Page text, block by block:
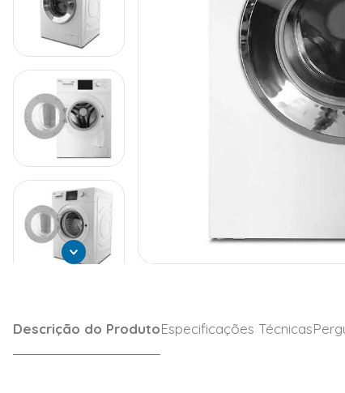
Descrição do ProdutoEspecificações Técnicas